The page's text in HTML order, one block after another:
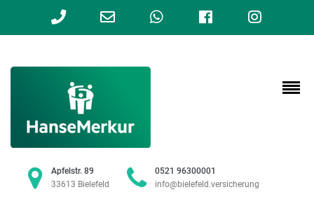
Apfelstr. 89
33613 Bielefeld
0521 96300001
info@bielefeld.versicherung
Phone
calling
Email
WhatsAppFacebook